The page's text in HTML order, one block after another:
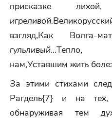
присказке
игреливой.
взгляд,Как Волга-
гульливый…Тепло,
нам,Уставшим жить
За этими стихами
Рагдель{7} и на
обнаруживая тем